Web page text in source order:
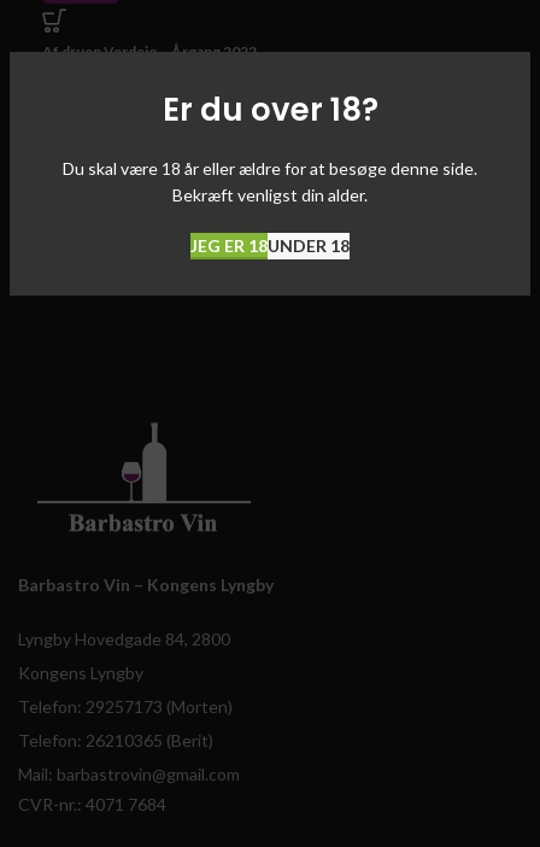
Er du over 18?
Du skal være 18 år eller ældre for at besøge denne side.
Bekræft venligst din alder.
JEG ER 18UNDER 18
Af druen Verdejo – Årgang 2022
Barbastro Vin – Kongens Lyngby
Lyngby Hovedgade 84, 2800
Kongens Lyngby
Telefon: 29257173 (Morten)
Telefon: 26210365 (Berit)
Mail: barbastrovin@gmail.com
CVR-nr.: 4071 7684